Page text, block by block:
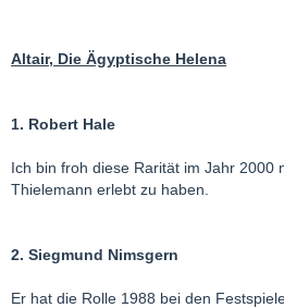
Altair, Die Ägyptische Helena
1. Robert Hale
Ich bin froh diese Rarität im Jahr 2000
Thielemann erlebt zu haben.
2. Siegmund Nimsgern
Er hat die Rolle 1988 bei den